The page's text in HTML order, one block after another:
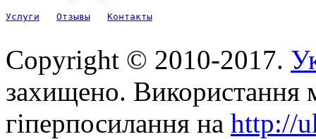
Услуги Отзывы Контакты
Copyright © 2010-2017.
захищено. Використання
гіперпосилання на http://